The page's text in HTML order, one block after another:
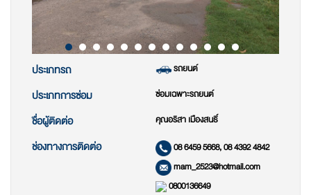
ประเภทรถ รถยนต์
ประเภทการซ่อม ซ่อมเฉพาะรถยนต์
ชื่อผู้ติดต่อ คุณอริสา เมืองสนธิ์
ช่องทางการติดต่อ
08 6459 5668, 08 4392 4842
mam_2523@hotmail.com
0800136649